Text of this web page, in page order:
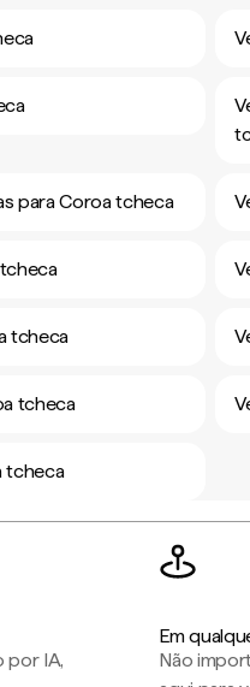
para Coroa tcheca
tcheca
tcheca
tcheca
por IA,
Em
Não